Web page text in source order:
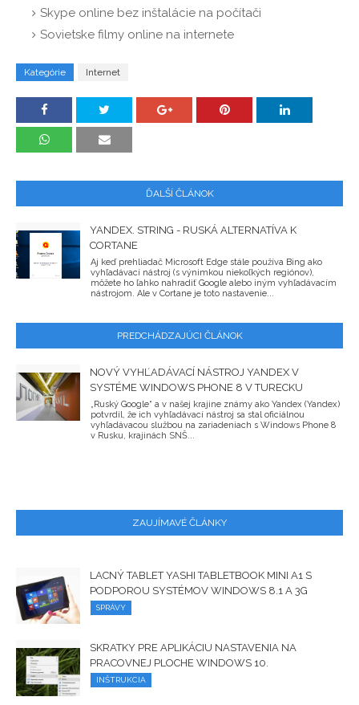
Skype online bez inštalácie na počítači
Sovietske filmy online na internete
Kategórie Internet
ĎALŠÍ ČLÁNOK
YANDEX. STRING - RUSKÁ ALTERNATÍVA K
CORTANE
Aj keď prehliadač Microsoft Edge stále používa Bing ako
vyhľadávací nástroj (s výnimkou niekoľkých regiónov),
môžete ho ľahko nahradiť Google alebo iným vyhľadávacím
nástrojom. Ale v Cortane je toto nastavenie...
PREDCHÁDZAJÚCI ČLÁNOK
NOVÝ VYHĽADÁVACÍ NÁSTROJ YANDEX V
SYSTÉME WINDOWS PHONE 8 V TURECKU
„Ruský Google“ a v našej krajine známy ako Yandex (Yandex)
potvrdil, že ich vyhľadávací nástroj sa stal oficiálnou
vyhľadávacou službou na zariadeniach s Windows Phone 8
v Rusku, krajinách SNŠ...
ZAUJÍMAVÉ ČLÁNKY
LACNÝ TABLET YASHI TABLETBOOK MINI A1 S
PODPOROU SYSTÉMOV WINDOWS 8.1 A 3G
SPRÁVY
SKRATKY PRE APLIKÁCIU NASTAVENIA NA
PRACOVNEJ PLOCHE WINDOWS 10.
INŠTRUKCIA